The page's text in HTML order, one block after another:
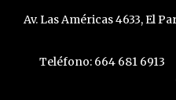
Av. Las Américas 4633, El
Teléfono: 664 681 6913